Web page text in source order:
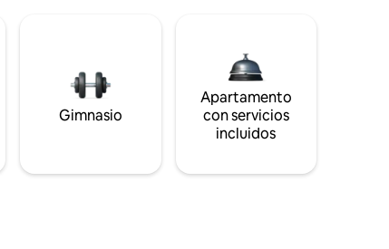
Gimnasio
Apartamento
con servicios
incluidos